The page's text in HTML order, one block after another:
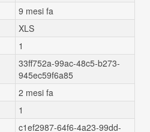
9 mesi fa
XLS
1
33ff752a-99ac-48c5-b273-
945ec59f6a85
2 mesi fa
1
c1ef2987-64f6-4a23-99dd-